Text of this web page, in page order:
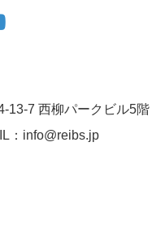
13-7 西柳パークビル5階
：info@reibs.jp